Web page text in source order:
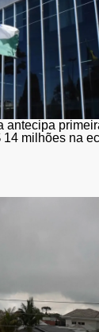
antecipa
milhões na